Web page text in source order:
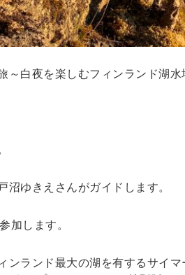
白夜を楽しむフィンランド湖水
ゆきえさんがガイドします。
加します。
ンランド最大の湖を有するサイ